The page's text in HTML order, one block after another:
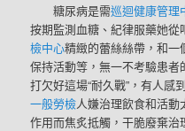
糖尿病是需巡迴健康管理
按期監測血糖、紀律服藥她
檢中心精緻的蕾絲絲帶，和一
保持活動等，無一不考驗患
打欠好這場“耐久戰”，有人感
一般勞檢人嫌治理飲食和活
作用而焦炙抵觸，干脆廢棄治